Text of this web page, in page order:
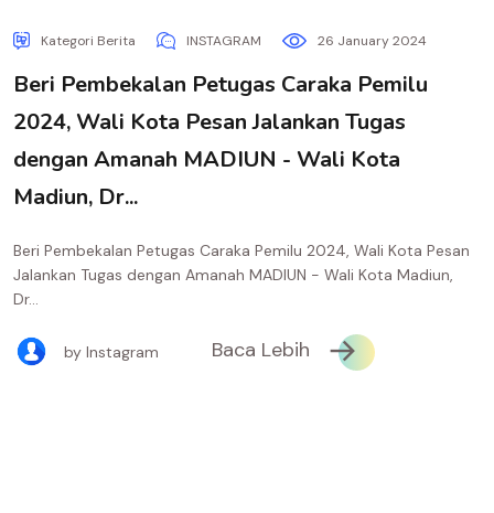
Kategori Berita INSTAGRAM 26 January 2024
Beri Pembekalan Petugas Caraka Pemilu
2024, Wali Kota Pesan Jalankan Tugas
dengan Amanah MADIUN - Wali Kota
Madiun, Dr...
Beri Pembekalan Petugas Caraka Pemilu 2024, Wali Kota Pesan
Jalankan Tugas dengan Amanah MADIUN - Wali Kota Madiun,
Dr...
by Instagram Baca Lebih